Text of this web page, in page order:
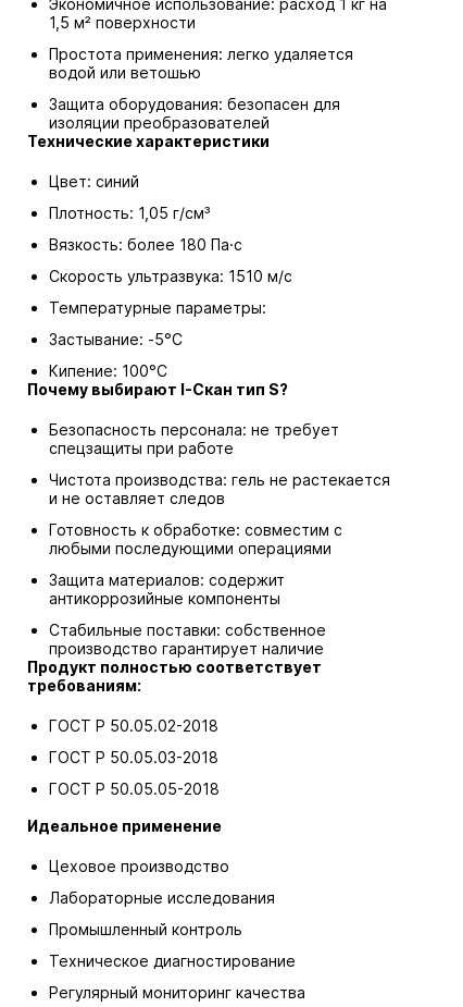
Экономичное использование: расход 1 кг на
1,5 м² поверхности
Простота применения: легко удаляется
водой или ветошью
Защита оборудования: безопасен для
изоляции преобразователей
Технические характеристики
Цвет: синий
Плотность: 1,05 г/см³
Вязкость: более 180 Па·с
Скорость ультразвука: 1510 м/с
Температурные параметры:
Застывание: -5°С
Кипение: 100°С
Почему выбирают I-Скан тип S?
Безопасность персонала: не требует
спецзащиты при работе
Чистота производства: гель не растекается
и не оставляет следов
Готовность к обработке: совместим с
любыми последующими операциями
Защита материалов: содержит
антикоррозийные компоненты
Стабильные поставки: собственное
производство гарантирует наличие
Продукт полностью соответствует
требованиям:
ГОСТ Р 50.05.02-2018
ГОСТ Р 50.05.03-2018
ГОСТ Р 50.05.05-2018
Идеальное применение
Цеховое производство
Лабораторные исследования
Промышленный контроль
Техническое диагностирование
Регулярный мониторинг качества